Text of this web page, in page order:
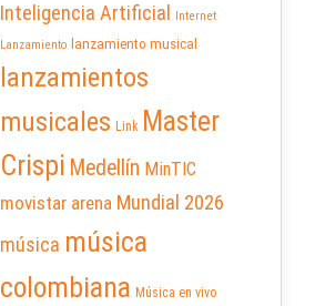
Inteligencia Artificial
Internet
Lanzamiento
lanzamiento musical
lanzamientos
musicales Link Master
Crispi Medellín MinTIC
movistar arena Mundial 2026
música música
colombiana Música en vivo